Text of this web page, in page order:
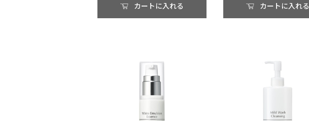
カートに入れる カートに入れる